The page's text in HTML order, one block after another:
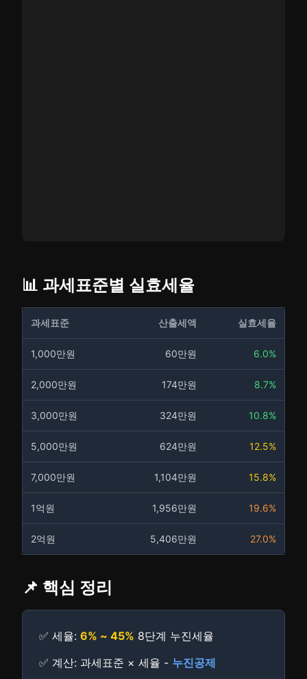
📊 과세표준별 실효세율
과세표준 산출세액 실효세율
1,000만원 60만원 6.0%
2,000만원 174만원 8.7%
3,000만원 324만원 10.8%
5,000만원 624만원 12.5%
7,000만원 1,104만원 15.8%
1억원 1,956만원 19.6%
2억원 5,406만원 27.0%
📌 핵심 정리
✅ 세율: 6% ~ 45% 8단계 누진세율
✅ 계산: 과세표준 × 세율 - 누진공제